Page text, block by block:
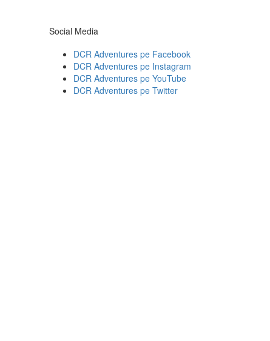
Social Media
DCR Adventures pe Facebook
DCR Adventures pe Instagram
DCR Adventures pe YouTube
DCR Adventures pe Twitter